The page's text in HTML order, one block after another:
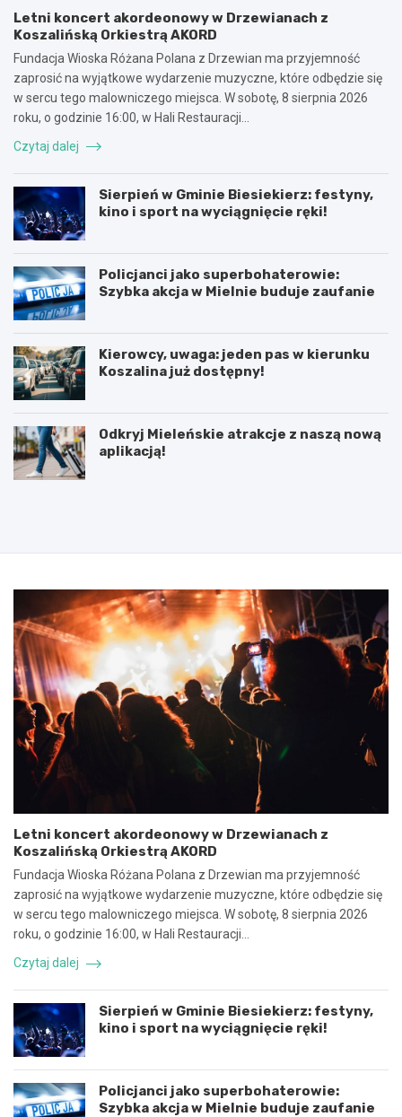
Letni koncert akordeonowy w Drzewianach z
Koszalińską Orkiestrą AKORD
Fundacja Wioska Różana Polana z Drzewian ma przyjemność
zaprosić na wyjątkowe wydarzenie muzyczne, które odbędzie się
w sercu tego malowniczego miejsca. W sobotę, 8 sierpnia 2026
roku, o godzinie 16:00, w Hali Restauracji…
Czytaj dalej
Sierpień w Gminie Biesiekierz: festyny,
kino i sport na wyciągnięcie ręki!
Policjanci jako superbohaterowie:
Szybka akcja w Mielnie buduje zaufanie
Kierowcy, uwaga: jeden pas w kierunku
Koszalina już dostępny!
Odkryj Mieleńskie atrakcje z naszą nową
aplikacją!
P
e
u
m
o
w
y
a
ó
ł
p
r
c
ę
i
k
o
o
r
d
y
n
a
c
j
5
2
5
:
N
i
e
e
e
c
z
n
z
d
a
r
z
e
n
i
e
d
r
o
g
Letni koncert akordeonowy w Drzewianach z
Koszalińską Orkiestrą AKORD
Fundacja Wioska Różana Polana z Drzewian ma przyjemność
zaprosić na wyjątkowe wydarzenie muzyczne, które odbędzie się
w sercu tego malowniczego miejsca. W sobotę, 8 sierpnia 2026
roku, o godzinie 16:00, w Hali Restauracji…
Czytaj dalej
Sierpień w Gminie Biesiekierz: festyny,
kino i sport na wyciągnięcie ręki!
Policjanci jako superbohaterowie:
Szybka akcja w Mielnie buduje zaufanie